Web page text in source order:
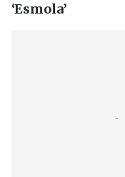
‘Esmola’